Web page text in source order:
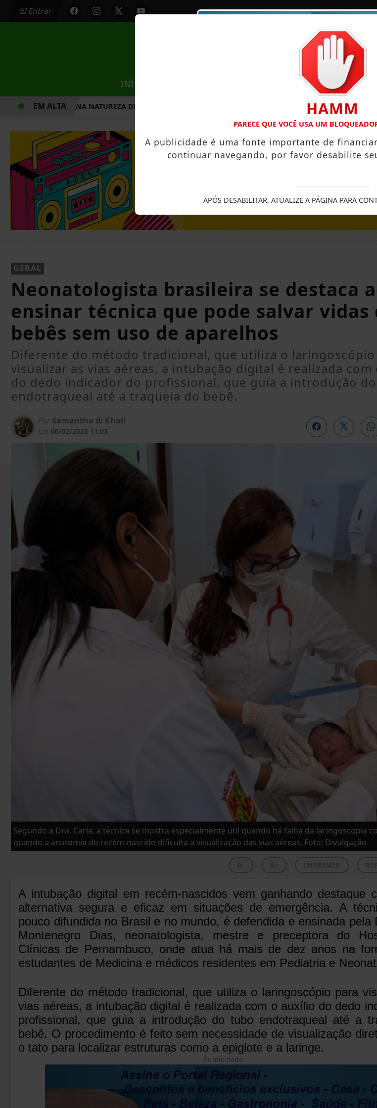
Entrar
INÍCIO ESPORTES
CAMINHADA NA NATUREZA DE MANDAGUAÇU ESTÁ COM INSCRIÇÕES ABERTAS PRÁTICAS
EM ALTA
GERAL
Neonatologista brasileira se destaca
ensinar técnica que pode salvar vidas
bebês sem uso de aparelhos
Diferente do método tradicional, que utiliza o laringoscópio
visualizar as vias aéreas, a intubação digital é realizada com
do dedo indicador do profissional, que guia a introdução
endotraqueal até a traqueia do bebê.
Por Samantha di Khali
Em 06/02/2026 11:03
Segundo a Dra. Carla, a técnica se mostra especialmente útil quando há falha da laringoscopia
quando a anatomia do recém-nascido dificulta a visualização das vias aéreas. Foto: Divulgação
A intubação digital em recém-nascidos vem ganhando destaque
alternativa segura e eficaz em situações de emergência. A
pouco difundida no Brasil e no mundo, é defendida e ensinada pela
Montenegro Dias, neonatologista, mestre e preceptora do
Clínicas de Pernambuco, onde atua há mais de dez anos na
estudantes de Medicina e médicos residentes em Pediatria e
Diferente do método tradicional, que utiliza o laringoscópio para
vias aéreas, a intubação digital é realizada com o auxílio do dedo
profissional, que guia a introdução do tubo endotraqueal até a
bebê. O procedimento é feito sem necessidade de visualização
o tato para localizar estruturas como a epiglote e a laringe.
Publicidade
HAMM
PARECE QUE VOCÊ USA UM
A publicidade é uma fonte importante de
continuar navegando, por favor desabilite
APÓS DESABILITAR, ATUALIZE A PÁGINA PARA